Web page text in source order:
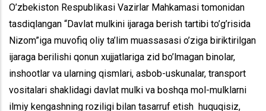
O’zbekiston Respublikasi Vazirlar Mahkamasi tomonidan
tasdiqlangan “Davlat mulkini ijaraga berish tartibi to’g’risida
Nizom”iga muvofiq oliy ta’lim muassasasi o’ziga biriktirilgan
ijaraga berilishi qonun xujjatlariga zid bo’lmagan binolar,
inshootlar va ularning qismlari, asbob-uskunalar, transport
vositalari shaklidagi davlat mulki va boshqa mol-mulklarni
ilmiy kengashning roziligi bilan tasarruf etish huquqisiz,